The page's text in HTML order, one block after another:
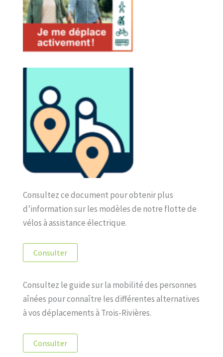
Consultez ce document pour obtenir plus
d’information sur les modèles de notre flotte de
vélos à assistance électrique.
Consulter
Consultez le guide sur la mobilité des personnes
aînées pour connaître les différentes alternatives
à vos déplacements à Trois-Rivières.
Consulter